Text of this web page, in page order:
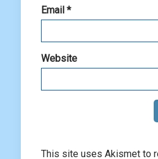
Email *
Website
This site uses Akismet to